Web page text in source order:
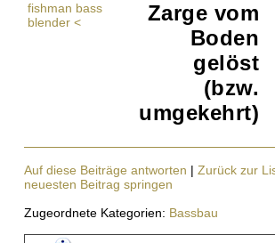
fishman bass
blender <
Zarge vom
Boden
gelöst
(bzw.
umgekehrt)
Auf diese Beiträge antworten | Zurück zur
neuesten Beitrag springen
Zugeordnete Kategorien: Bassbau